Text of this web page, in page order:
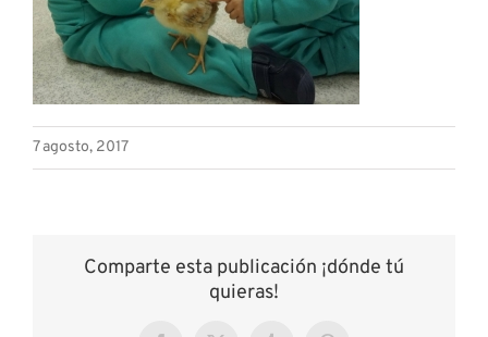
7 agosto, 2017
Comparte esta publicación ¡dónde tú
quieras!